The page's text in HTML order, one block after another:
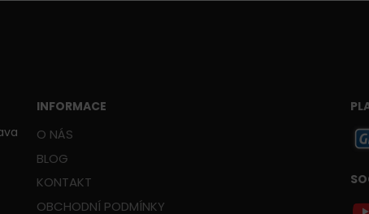
INFORMACE
O NÁS
BLOG
KONTAKT
OBCHODNÍ PODMÍNKY